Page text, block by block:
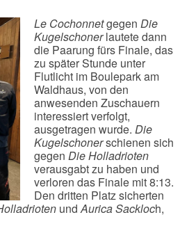
Le Cochonnetgegen Die
Kugelschonerlautete dann
die Paarung fürs Finale, das
zu später Stunde unter
Flutlicht im Boulepark am
Waldhaus, von den
anwesenden Zuschauern
interessiert verfolgt,
ausgetragen wurde. Die
Kugelschonerschienen sich
gegen Die Holladrioten
verausgabt zu haben und
verloren das Finale mit 8:13.
Den dritten Platz sicherten
undAurica Sackloch,